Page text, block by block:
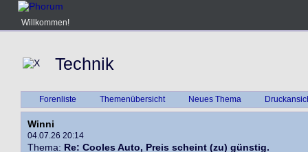
Willkommen!
Technik
Forenliste Themenübersicht Neues Thema
Winni
04.07.26 20:14
Thema: Re: Cooles Auto, Preis scheint (zu) günstig.